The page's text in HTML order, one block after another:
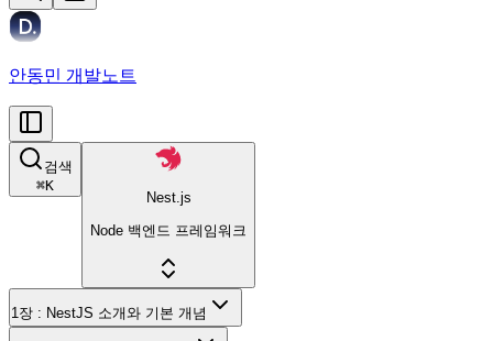
안동민 개발노트
검색
⌘K
Nest.js
Node 백엔드 프레임워크
1장 : NestJS 소개와 기본 개념